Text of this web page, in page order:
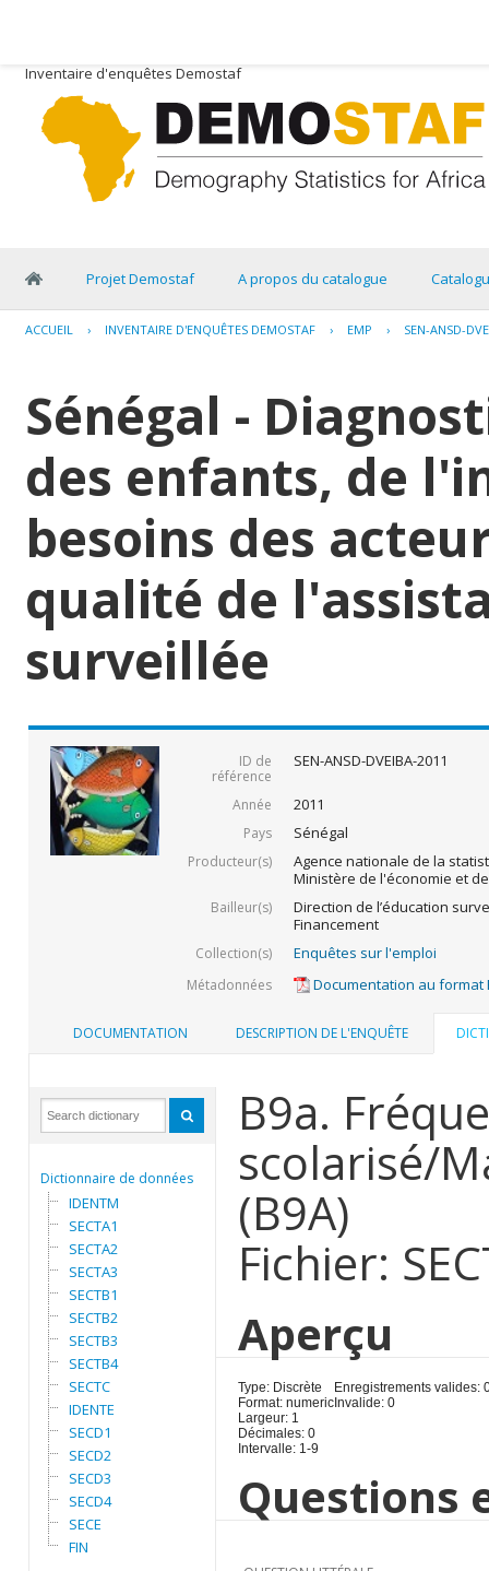
Inventaire d'enquêtes Demostaf
Projet Demostaf A propos du catalogue
ACCUEIL › INVENTAIRE D'ENQUÊTES DEMOSTAF › EMP › SEN-ANSD-
Sénégal -
des enfants, de
besoins des
qualité de
surveillée
ID de
référence
SEN-ANSD-DVEIBA-2011
Année 2011
Pays Sénégal
Producteur(s)
Agence nationale de la
Ministère de l'économie et
Bailleur(s)
Direction de l’éducation
Financement
Collection(s) Enquêtes sur l'emploi
Métadonnées Documentation au format
DOCUMENTATION DESCRIPTION DE L'ENQUÊTE
Dictionnaire de données
IDENTM
SECTA1
SECTA2
SECTA3
SECTB1
SECTB2
SECTB3
SECTB4
SECTC
IDENTE
SECD1
SECD2
SECD3
SECD4
SECE
FIN
B9a.
scolarisé/
(B9A)
Fichier:
Aperçu
Type: Discrète
Format: numeric
Largeur: 1
Décimales: 0
Intervalle: 1-9
Enregistrements valides:
Invalide: 0
Questions